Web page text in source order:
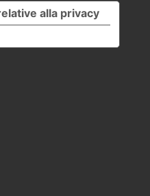
alla privacy